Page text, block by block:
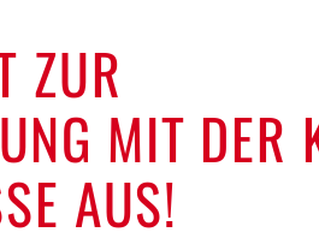
ZUR
MIT DER
AUS!